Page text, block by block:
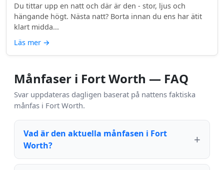
Du tittar upp en natt och där är den - stor, ljus och
hängande högt. Nästa natt? Borta innan du ens har ätit
klart midda...
Läs mer →
Månfaser i Fort Worth — FAQ
Svar uppdateras dagligen baserat på nattens faktiska
månfas i Fort Worth.
Vad är den aktuella månfasen i Fort
Worth?